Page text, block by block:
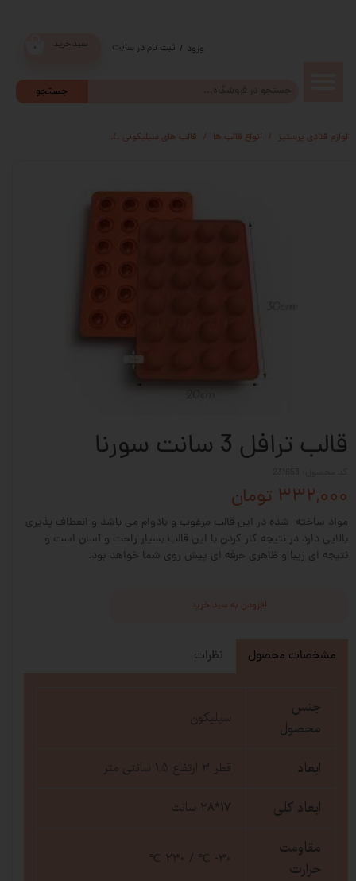
جستجو
سبد خرید ورود / ثبت نام در سایت
واژه
سفارشات
لوازم قنادی پرستیژ انواع قالب ها قالب های سیلیکونی
قالب ترافل 3 سانت سورنا
۳۳۲,۰۰۰ تومان
مواد ساخته شده در این قالب مرغوب و بادوام می باشد و انعطاف پذیری
بالایی دارد در نتیجه کار کردن با این قالب بسیار راحت و آسان است و
نتیجه ای زیبا و ظاهری حرفه ای پیش روی شما خواهد بود.
افزودن به سبد خرید
مشخصات محصول نظرات
جنس
محصول
سیلیکون
ابعاد قطر 3 ارتفاع 1.5 سانتی متر
ابعاد کلی 17*28 سانت
مقاومت
حرارت
30- ℃ / 230 ℃